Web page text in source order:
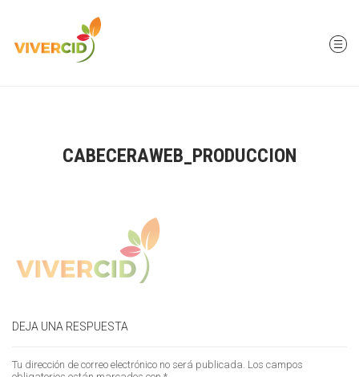
CABECERAWEB_PRODUCCION
DEJA UNA RESPUESTA
Tu dirección de correo electrónico no será publicada. Los campos